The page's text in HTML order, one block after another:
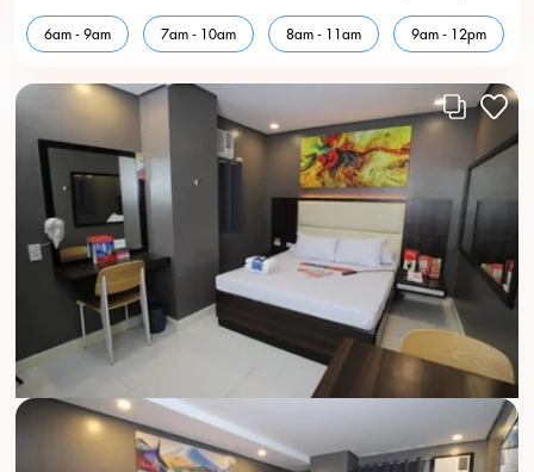
6am - 9am 7am - 10am 8am - 11am 9am - 12pm